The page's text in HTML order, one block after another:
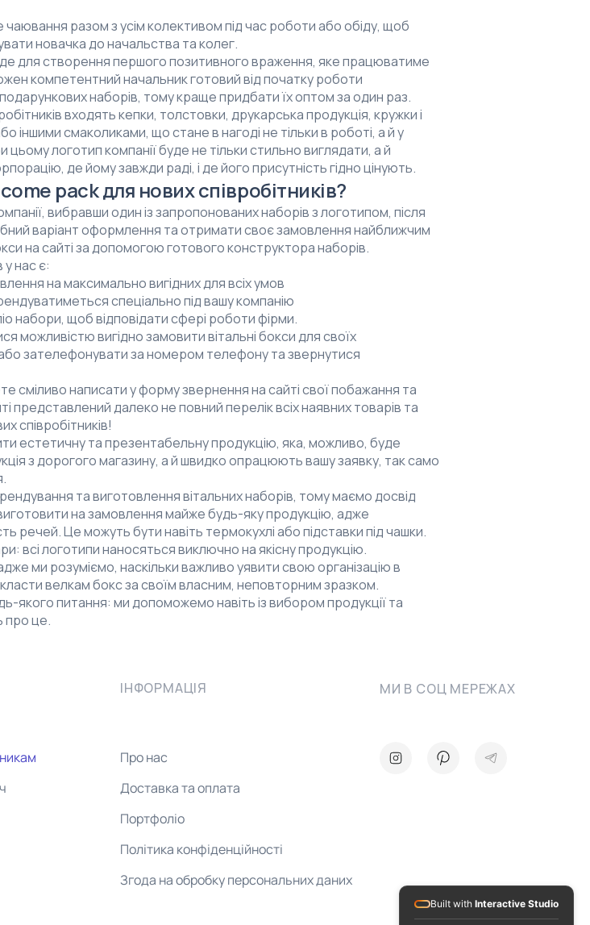
разом з усім колективом під час роботи або обіду, щоб
новачка до начальства та колег.
для створення першого позитивного враження, яке працюватиме
компетентний начальник готовий від початку роботи
наборів, тому краще придбати їх оптом за один раз.
входять кепки, толстовки, друкарська продукція, кружки і
іншими смаколиками, що стане в нагоді не тільки в роботі, а й у
логотип компанії буде не тільки стильно виглядати, а й
де йому завжди раді, і де його присутність гідно цінують.
pack для нових співробітників?
вибравши один із запропонованих наборів з логотипом, після
варіант оформлення та отримати своє замовлення найближчим
на сайті за допомогою готового конструктора наборів.
нас є:
на максимально вигідних для всіх умов
спеціально під вашу компанію
набори, щоб відповідати сфері роботи фірми.
вигідно замовити вітальні бокси для своїх
або зателефонувати за номером телефону та звернутися
сміливо написати у форму звернення на сайті свої побажання та
представлений далеко не повний перелік всіх наявних товарів та
співробітників!
естетичну та презентабельну продукцію, яка, можливо, буде
з дорогого магазину, а й швидко опрацюють вашу заявку, так само
та виготовлення вітальних наборів, тому маємо досвід
на замовлення майже будь-яку продукцію, адже
речей. Це можуть бути навіть термокухлі або підставки під чашки.
всі логотипи наносяться виключно на якісну продукцію.
ми розуміємо, наскільки важливо уявити свою організацію в
велкам бокс за своїм власним, неповторним зразком.
якого питання: ми допоможемо навіть із вибором продукції та
про це.
ІНФОРМАЦІЯ МИ В СОЦ МЕРЕЖАХ
Про нас
Доставка та оплата
Портфоліо
Політика конфіденційності
Згода на обробку персональних даних
Built with Interactive Studio